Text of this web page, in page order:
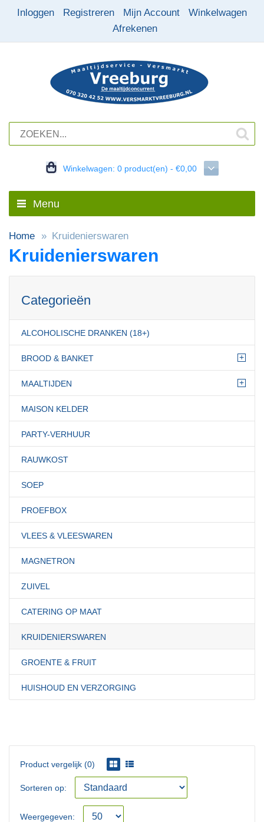
Inloggen Registreren Mijn Account
Winkelwagen
Afrekenen
Winkelwagen: 0 product(en) - €0,00
Menu
Home Kruidenierswaren
Kruidenierswaren
Categorieën
ALCOHOLISCHE DRANKEN (18+)
BROOD & BANKET +
MAALTIJDEN +
MAISON KELDER
PARTY-VERHUUR
RAUWKOST
SOEP
PROEFBOX
VLEES & VLEESWAREN
MAGNETRON
ZUIVEL
CATERING OP MAAT
KRUIDENIERSWAREN
GROENTE & FRUIT
HUISHOUD EN VERZORGING
Product vergelijk (0)
Sorteren op:
Weergegeven: